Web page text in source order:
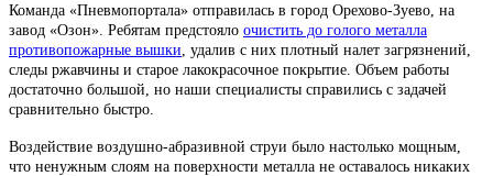
Команда «Пневмопортала» отправилась в город Орехово-Зуево, на
завод «Озон». Ребятам предстояло очистить до голого металла
противопожарные вышки , удалив с них плотный налет загрязнений,
следы ржавчины и старое лакокрасочное покрытие. Объем работы
достаточно большой, но наши специалисты справились с задачей
сравнительно быстро.
Воздействие воздушно-абразивной струи было настолько мощным,
что ненужным слоям на поверхности металла не оставалось никаких